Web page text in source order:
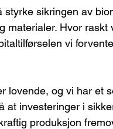
sikringen av
materialer. Hvor raskt
vi
lovende, og vi har et
at investeringer i
produksjon